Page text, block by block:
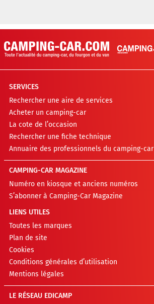
SERVICES
Rechercher une aire de services
Acheter un camping-car
La cote de l’occasion
Rechercher une fiche technique
Annuaire des professionnels du camping-car
CAMPING-CAR MAGAZINE
Numéro en kiosque et anciens numéros
S’abonner à Camping-Car Magazine
LIENS UTILES
Toutes les marques
Plan de site
Cookies
Conditions générales d’utilisation
Mentions légales
LE RÉSEAU EDICAMP